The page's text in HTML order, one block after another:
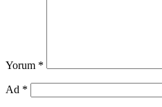
Yorum *
Ad *